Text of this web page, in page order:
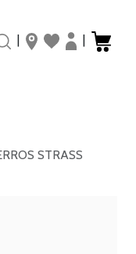
STRASS